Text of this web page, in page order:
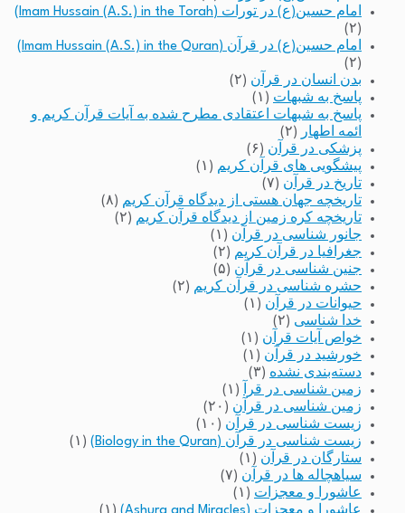
امام حسین(ع) در تورات (Imam Hussain (A.S.) in the Torah)
(۲)
امام حسین(ع) در قرآن (Imam Hussain (A.S.) in the Quran)
(۲)
بدن انسان در قرآن (۲)
پاسخ به شبهات (۱)
پاسخ به شبهات اعتقادی مطرح شده به آیات قرآن کریم و
ائمه اطهار
(۲)
پزشکی در قرآن (۶)
پیشگویی های قرآن کریم (۱)
تاریخ در قرآن (۷)
تاریخچه جهان هستی از دیدگاه قرآن کریم (۸)
تاریخچه کره زمین از دیدگاه قرآن کریم (۲)
جانور شناسی در قرآن (۱)
جغرافیا در قرآن کریم (۲)
جنین شناسی در قرآن (۵)
حشره شناسی در قرآن کریم (۲)
حیوانات در قرآن (۱)
خدا شناسی (۲)
خواص آیات قرآن (۱)
خورشید در قرآن (۱)
دسته‌بندی نشده (۳)
زمین شناسی در قرآ
(۱)
زمین شناسی در قرآن (۲۰)
زیست شناسی در قرآن (۱۰)
زیست شناسی در قرآن (Biology in the Quran)
(۱)
ستارگان در قرآن (۱)
سیاهچاله ها در قرآن (۷)
عاشورا و معجزات (۱)